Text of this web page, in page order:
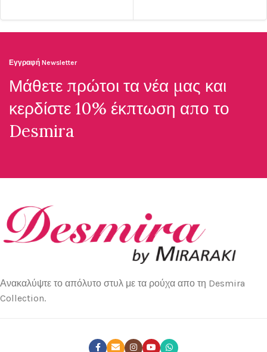
Εγγραφή Newsletter
Μάθετε πρώτοι τα νέα μας και
κερδίστε 10% έκπτωση απο το
Desmira
Ανακαλύψτε το απόλυτο στυλ με τα ρούχα απο τη Desmira
Collection.